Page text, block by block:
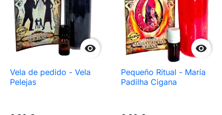

Vela de pedido - Vela
Pelejas

Pequeño Ritual - María
Padilha Cigana